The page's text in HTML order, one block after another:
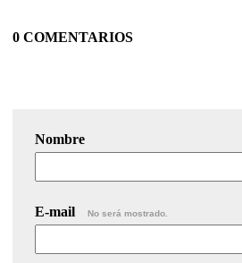
0 COMENTARIOS
Nombre
E-mail No será mostrado.